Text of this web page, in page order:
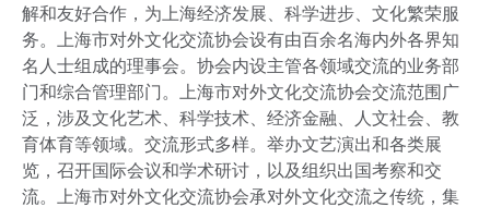
解和友好合作，为上海经济发展、科学进步、文化繁荣服
务。上海市对外文化交流协会设有由百余名海内外各界知
名人士组成的理事会。协会内设主管各领域交流的业务部
门和综合管理部门。上海市对外文化交流协会交流范围广
泛，涉及文化艺术、科学技术、经济金融、人文社会、教
育体育等领域。交流形式多样。举办文艺演出和各类展
览，召开国际会议和学术研讨，以及组织出国考察和交
流。上海市对外文化交流协会承对外文化交流之传统，集